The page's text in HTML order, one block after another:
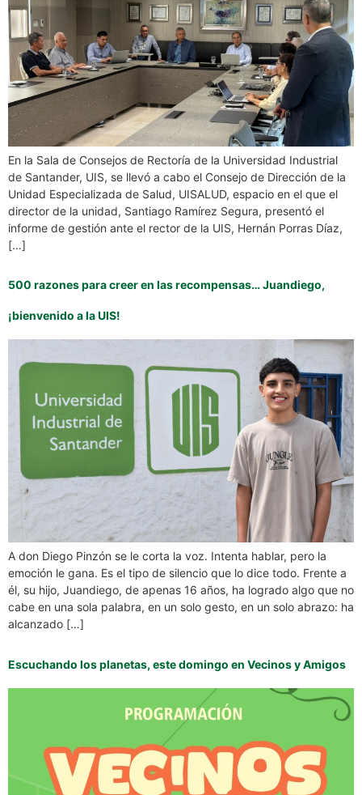
En la Sala de Consejos de Rectoría de la Universidad Industrial
de Santander, UIS, se llevó a cabo el Consejo de Dirección de la
Unidad Especializada de Salud, UISALUD, espacio en el que el
director de la unidad, Santiago Ramírez Segura, presentó el
informe de gestión ante el rector de la UIS, Hernán Porras Díaz,
[…]
500 razones para creer en las recompensas… Juandiego,
¡bienvenido a la UIS!
A don Diego Pinzón se le corta la voz. Intenta hablar, pero la
emoción le gana. Es el tipo de silencio que lo dice todo. Frente a
él, su hijo, Juandiego, de apenas 16 años, ha logrado algo que no
cabe en una sola palabra, en un solo gesto, en un solo abrazo: ha
alcanzado […]
Escuchando los planetas, este domingo en Vecinos y Amigos